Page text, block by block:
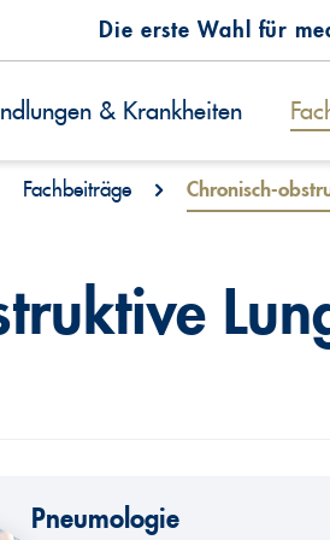
Die erste Wahl für
& Krankheiten
Fachbeiträge Chronisch-
Pneumologie